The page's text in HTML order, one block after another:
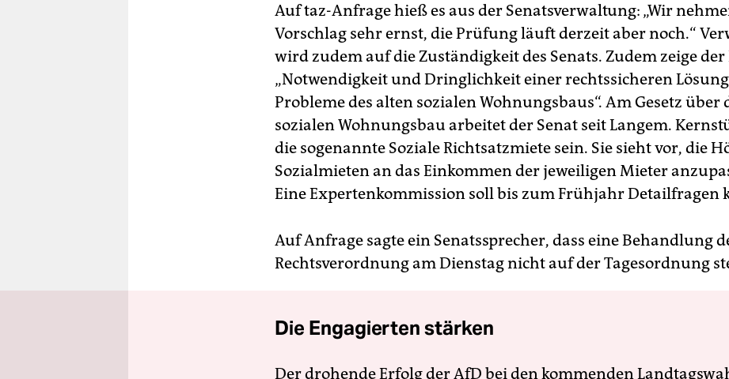
Auf taz-Anfrage hieß es aus der Senatsverwaltung: „Wir
Vorschlag sehr ernst, die Prüfung läuft derzeit aber noch.“
wird zudem auf die Zuständigkeit des Senats. Zudem zeige der
„Notwendigkeit und Dringlichkeit einer rechtssicheren
Probleme des alten sozialen Wohnungsbaus“. Am Gesetz über
sozialen Wohnungsbau arbeitet der Senat seit Langem.
die sogenannte Soziale Richtsatzmiete sein. Sie sieht vor, die
Sozialmieten an das Einkommen der jeweiligen Mieter
Eine Expertenkommission soll bis zum Frühjahr Detailfragen
Auf Anfrage sagte ein Senatssprecher, dass eine Behandlung
Rechtsverordnung am Dienstag nicht auf der Tagesordnung
Die Engagierten stärken
Der drohende Erfolg der AfD bei den kommenden